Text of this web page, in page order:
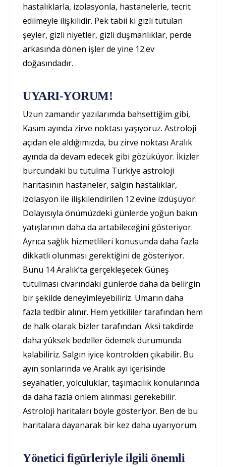
hastalıklarla, izolasyonla, hastanelerle, tecrit
edilmeyle ilişkilidir. Pek tabii ki gizli tutulan
şeyler, gizli niyetler, gizli düşmanlıklar, perde
arkasında dönen işler de yine 12.ev
doğasındadır.
UYARI-YORUM!
Uzun zamandır yazılarımda bahsettiğim gibi,
Kasım ayında zirve noktası yaşıyoruz. Astroloji
açıdan ele aldığımızda, bu zirve noktası Aralık
ayında da devam edecek gibi gözüküyor. İkizler
burcundaki bu tutulma Türkiye astroloji
haritasının hastaneler, salgın hastalıklar,
izolasyon ile ilişkilendirilen 12.evine izdüşüyor.
Dolayısıyla önümüzdeki günlerde yoğun bakın
yatışlarının daha da artabileceğini gösteriyor.
Ayrıca sağlık hizmetlileri konusunda daha fazla
dikkatli olunması gerektiğini de gösteriyor.
Bunu 14 Aralık’ta gerçekleşecek Güneş
tutulması civarındaki günlerde daha da belirgin
bir şekilde deneyimleyebiliriz. Umarın daha
fazla tedbir alınır. Hem yetkililer tarafından hem
de halk olarak bizler tarafından. Aksi takdirde
daha yüksek bedeller ödemek durumunda
kalabiliriz. Salgın iyice kontrolden çıkabilir. Bu
ayın sonlarında ve Aralık ayı içerisinde
seyahatler, yolculuklar, taşımacılık konularında
da daha fazla önlem alınması gerekebilir.
Astroloji haritaları böyle gösteriyor. Ben de bu
haritalara dayanarak bir kez daha uyarıyorum.
Yönetici figürleriyle ilgili önemli